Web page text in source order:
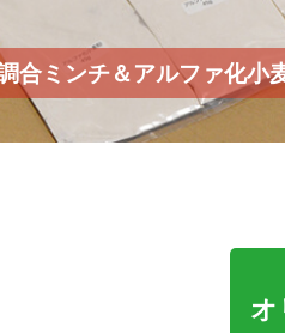
合ミンチ＆アルファ化小
オ